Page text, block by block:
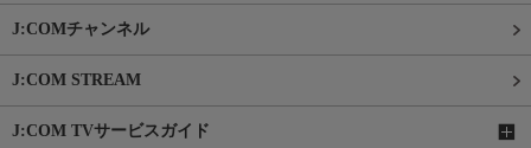
J:COMチャンネル
J:COM STREAM
J:COM TVサービスガイド